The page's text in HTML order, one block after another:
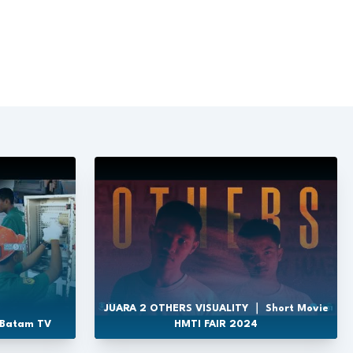
TV
JUARA 2 OTHERS VISUALITY ｜ Short Movie
HMTI FAIR 2024